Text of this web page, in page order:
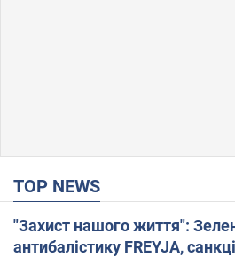
TOP NEWS
"Захист нашого життя":
антибалістику FREYJA,